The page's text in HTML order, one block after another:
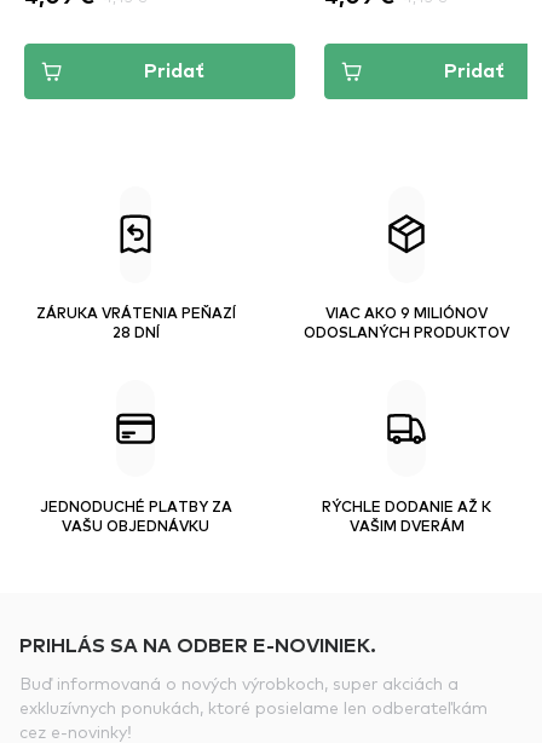
Pridať Pridať
ZÁRUKA VRÁTENIA PEŇAZÍ
28 DNÍ
VIAC AKO 9 MILIÓNOV
ODOSLANÝCH PRODUKTOV
JEDNODUCHÉ PLATBY ZA
VAŠU OBJEDNÁVKU
RÝCHLE DODANIE AŽ K
VAŠIM DVERÁM
PRIHLÁS SA NA ODBER E-NOVINIEK.
Buď informovaná o nových výrobkoch, super akciách a
exkluzívnych ponukách, ktoré posielame len odberateľkám
cez e-novinky!